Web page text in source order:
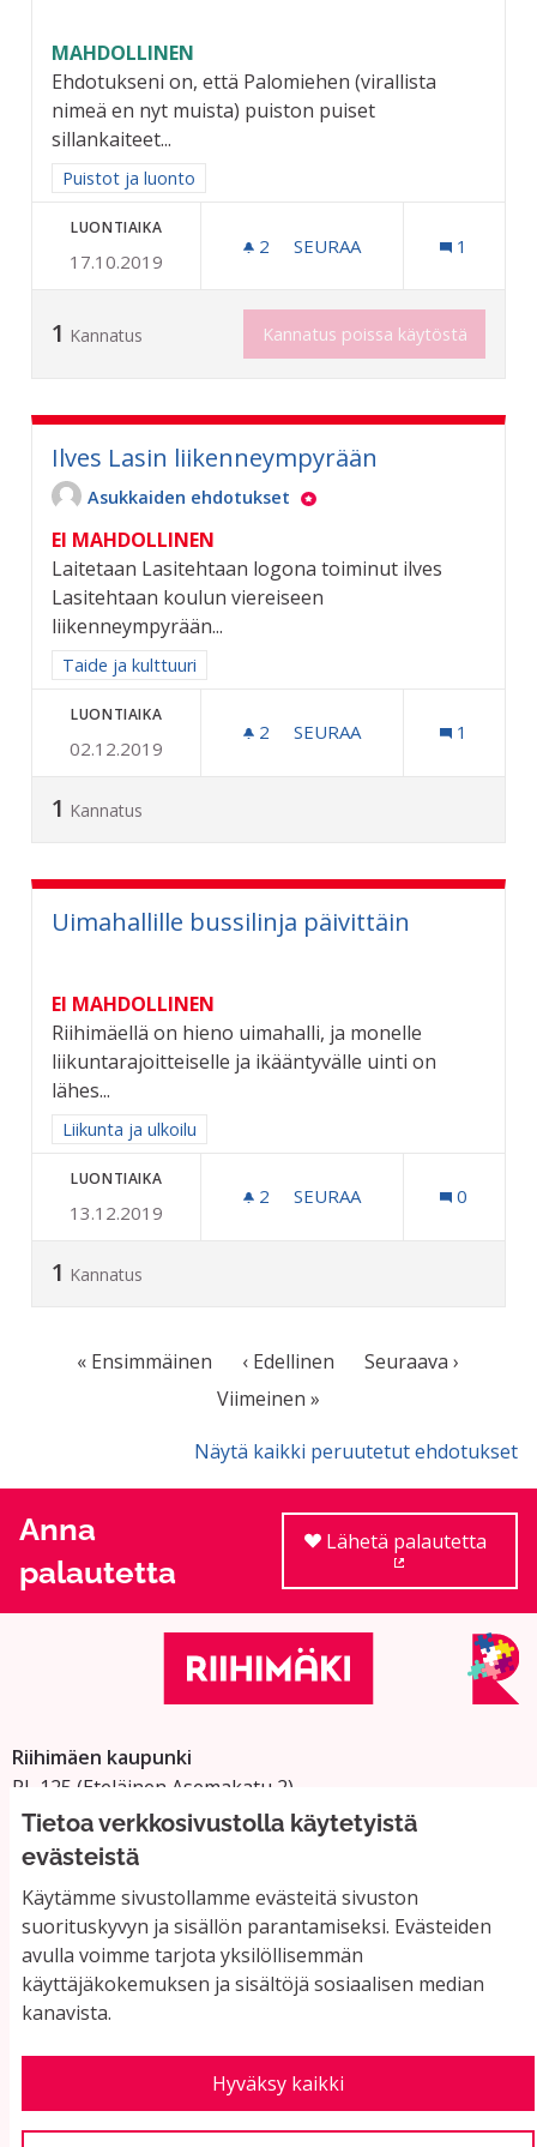
Tietoa verkkosivustolla käytetyistä
evästeistä
Käytämme sivustollamme evästeitä sivuston
suorituskyvyn ja sisällön parantamiseksi. Evästeiden
avulla voimme tarjota yksilöllisemmän
käyttäjäkokemuksen ja sisältöjä sosiaalisen median
kanavista.
Hyväksy kaikki
MAHDOLLINEN
Ehdotukseni on, että Palomiehen (virallista
nimeä en nyt muista) puiston puiset
sillankaiteet...
Rajaa tulokset aihepiirin mukaan: Puistot ja luonto
Puistot ja luonto
LUONTIAIKA
17.10.2019
2 2 SEURAAJAA
SEURAA 1
1 Kannatus Kannatus poissa käytöstä
Ilves Lasin liikenneympyrään
Asukkaiden ehdotukset
EI MAHDOLLINEN
Laitetaan Lasitehtaan logona toiminut ilves
Lasitehtaan koulun viereiseen
liikenneympyrään...
Rajaa tulokset aihepiirin mukaan: Taide ja kulttuuri
Taide ja kulttuuri
LUONTIAIKA
02.12.2019
2 2 SEURAAJAA
SEURAA 1
1 Kannatus
Uimahallille bussilinja päivittäin
EI MAHDOLLINEN
Riihimäellä on hieno uimahalli, ja monelle
liikuntarajoitteiselle ja ikääntyvälle uinti on
lähes...
Rajaa tulokset aihepiirin mukaan: Liikunta ja ulkoilu
Liikunta ja ulkoilu
LUONTIAIKA
13.12.2019
2 2 SEURAAJAA
SEURAA 0
1 Kannatus
« Ensimmäinen ‹ Edellinen
Seuraava ›
Viimeinen »
Näytä kaikki peruutetut ehdotukset
Anna
palautetta
Lähetä palautetta
Riihimäen kaupunki
PL 125 (Eteläinen Asemakatu 2)
11101 Riihimäki
Vaihde: 019 758 4000
Sähköpostiosoitteet:
etunimi.sukunimi@riihimaki.fi
Yhteystiedot ja usein kysyttyä
Käyttöehdot
Evästeasetukset